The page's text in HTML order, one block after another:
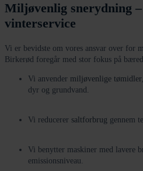
Miljøvenlig snerydning
vinterservice
Vi er bevidste om vores ansvar over for
Birkerød foregår med stor fokus på
Vi anvender miljøvenlige tømidler
dyr og grundvand.
Vi reducerer saltforbrug gennem
Vi benytter maskiner med lavere
emissionsniveau.